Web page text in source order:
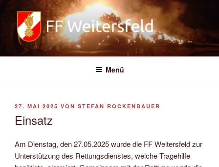
springen
FREIWILLIGE FEUERWEHR
WEITERSFELDMenü
VERÖFFENTLICHT
27. MAI 2025 VON STEFAN ROCKENBAUER
Einsatz
Am Dienstag, den 27.05.2025 wurde die FF Weitersfeld zur
Unterstützung des Rettungsdienstes, welche Tragehilfe